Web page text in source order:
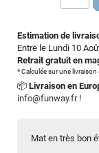
Mat en très bon
Estimation de
Entre le Lundi 10
Retrait gratuit en
* Calculée sur une
📦 Livraison en
info@funway.fr!